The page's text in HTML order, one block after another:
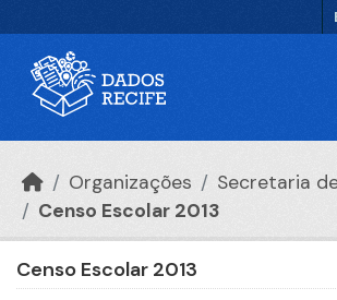
Organizações
Secretaria
Censo Escolar 2013
Censo Escolar 2013